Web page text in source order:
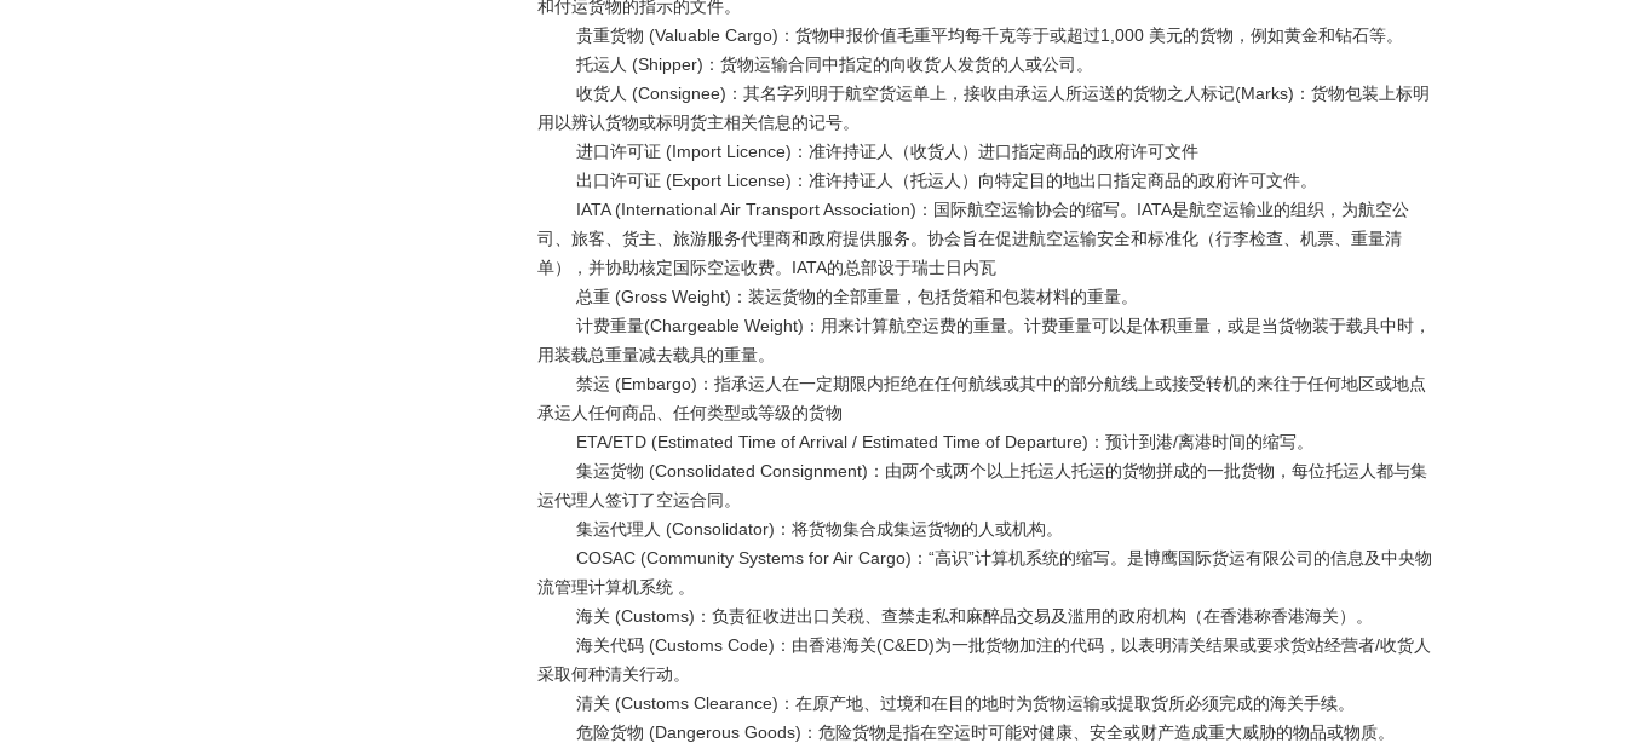
和付运货物的指示的文件。
贵重货物 (Valuable Cargo)：货物申报价值毛重平均每千克等于或超过1,000 美元的货物，例如黄金和钻石等。
托运人 (Shipper)：货物运输合同中指定的向收货人发货的人或公司。
收货人 (Consignee)：其名字列明于航空货运单上，接收由承运人所运送的货物之人标记(Marks)：货物包装上标明
用以辨认货物或标明货主相关信息的记号。
进口许可证 (Import Licence)：准许持证人（收货人）进口指定商品的政府许可文件
出口许可证 (Export License)：准许持证人（托运人）向特定目的地出口指定商品的政府许可文件。
IATA (International Air Transport Association)：国际航空运输协会的缩写。IATA是航空运输业的组织，为航空公
司、旅客、货主、旅游服务代理商和政府提供服务。协会旨在促进航空运输安全和标准化（行李检查、机票、重量清
单），并协助核定国际空运收费。IATA的总部设于瑞士日内瓦
总重 (Gross Weight)：装运货物的全部重量，包括货箱和包装材料的重量。
计费重量(Chargeable Weight)：用来计算航空运费的重量。计费重量可以是体积重量，或是当货物装于载具中时，
用装载总重量减去载具的重量。
禁运 (Embargo)：指承运人在一定期限内拒绝在任何航线或其中的部分航线上或接受转机的来往于任何地区或地点
承运人任何商品、任何类型或等级的货物
ETA/ETD (Estimated Time of Arrival / Estimated Time of Departure)：预计到港/离港时间的缩写。
集运货物 (Consolidated Consignment)：由两个或两个以上托运人托运的货物拼成的一批货物，每位托运人都与集
运代理人签订了空运合同。
集运代理人 (Consolidator)：将货物集合成集运货物的人或机构。
COSAC (Community Systems for Air Cargo)：“高识”计算机系统的缩写。是博鹰国际货运有限公司的信息及中央物
流管理计算机系统 。
海关 (Customs)：负责征收进出口关税、查禁走私和麻醉品交易及滥用的政府机构（在香港称香港海关）。
海关代码 (Customs Code)：由香港海关(C&ED)为一批货物加注的代码，以表明清关结果或要求货站经营者/收货人
采取何种清关行动。
清关 (Customs Clearance)：在原产地、过境和在目的地时为货物运输或提取货所必须完成的海关手续。
危险货物 (Dangerous Goods)：危险货物是指在空运时可能对健康、安全或财产造成重大威胁的物品或物质。